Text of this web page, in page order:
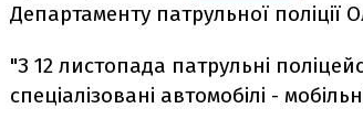
Департаменту патрульної поліції
"З 12 листопада патрульні
спеціалізовані автомобілі -